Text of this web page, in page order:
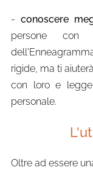
- conoscere
persone
rigide, ma ti
con loro e
personale.
Oltre ad essere